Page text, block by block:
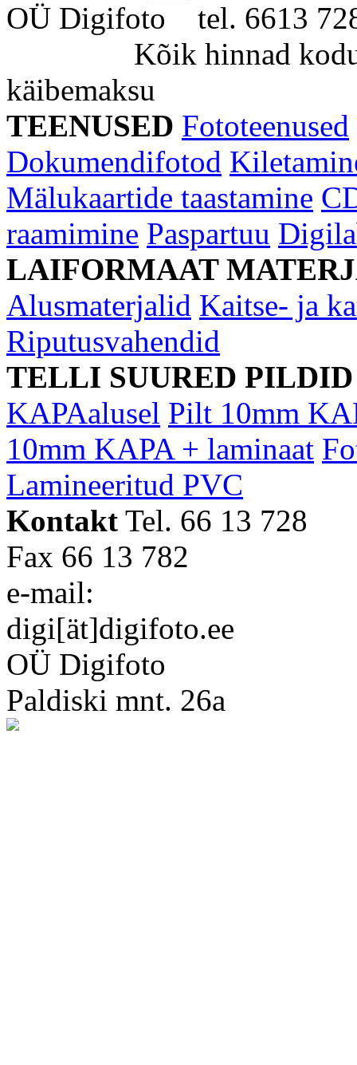
OÜ Digifoto tel. 6613
Kõik hinnad
käibemaksu
TEENUSED Fototeenused
Dokumendifotod
Mälukaartide taastamine
raamimine Paspartuu
LAIFORMAAT
Alusmaterjalid Kaitse- ja
Riputusvahendid
TELLI SUURED PILDID
KAPAalusel Pilt 10mm
10mm KAPA + laminaat
Lamineeritud PVC
Kontakt Tel. 66 13 728
Fax 66 13 782
e-mail:
digi[ät]digifoto.ee
OÜ Digifoto
Paldiski mnt. 26a